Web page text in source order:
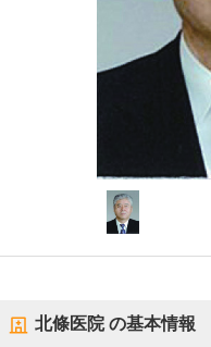
北條医院の基本情報